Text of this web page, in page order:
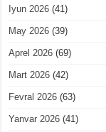
Iyun 2026 (41)
May 2026 (39)
Aprel 2026 (69)
Mart 2026 (42)
Fevral 2026 (63)
Yanvar 2026 (41)